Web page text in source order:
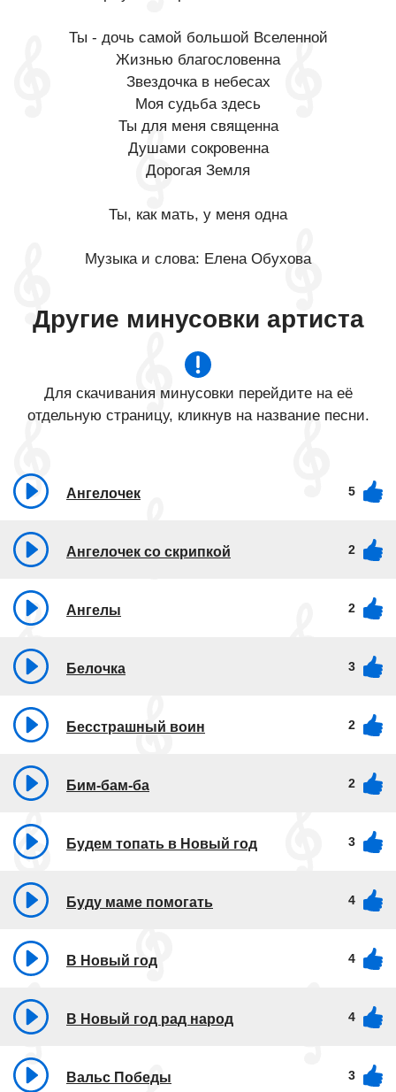
Ты - дочь самой большой Вселенной
Жизнью благословенна
Звездочка в небесах
Моя судьба здесь
Ты для меня священна
Душами сокровенна
Дорогая Земля
Ты, как мать, у меня одна
Музыка и слова: Елена Обухова
Другие минусовки артиста
Для скачивания минусовки перейдите на её
отдельную страницу, кликнув на название песни.
Ангелочек 5
Ангелочек со скрипкой 2
Ангелы 2
Белочка 3
Бесстрашный воин 2
Бим-бам-ба 2
Будем топать в Новый год 3
Буду маме помогать 4
В Новый год 4
В Новый год рад народ 4
Вальс Победы 3